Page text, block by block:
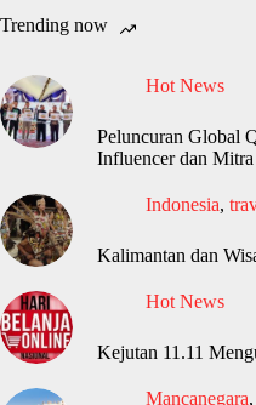
Trending now
Hot News
Peluncuran Global
Influencer dan
Indonesia,
Kalimantan dan
Hot News
Kejutan 11.11
Mancanegara,